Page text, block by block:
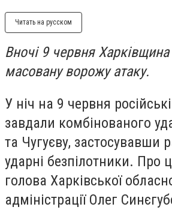
Читать на русском
Вночі 9 червня
масовану ворожу атаку.
У ніч на 9 червня
завдали комбінованого
та Чугуєву, застосувавши
ударні безпілотники. Про
голова Харківської
адміністрації Олег